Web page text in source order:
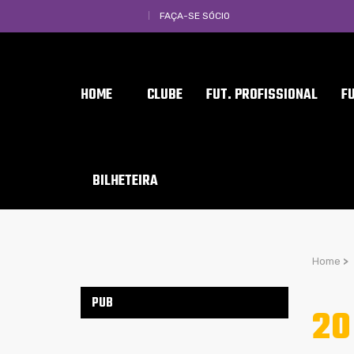
FAÇA-SE SÓCIO
HOME CLUBE FUT. PROFISSIONAL
BILHETEIRA
Home >
PUB